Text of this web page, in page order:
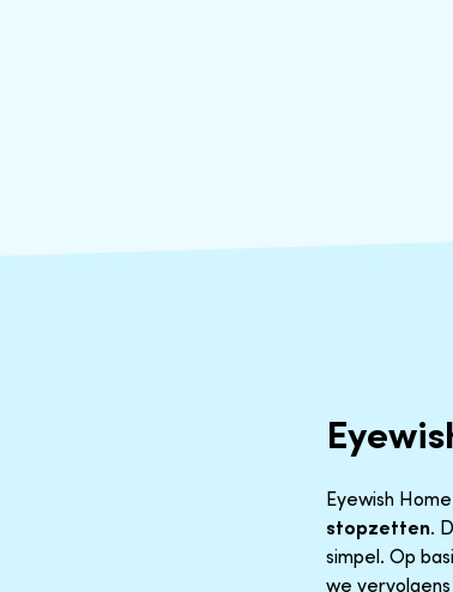
Eyewish
stopzetten.
simpel. Op
we